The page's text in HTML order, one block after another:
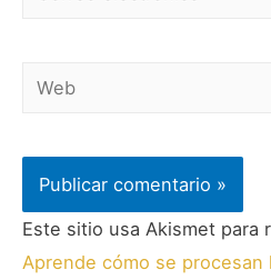
Este sitio usa Akismet para
Aprende cómo se